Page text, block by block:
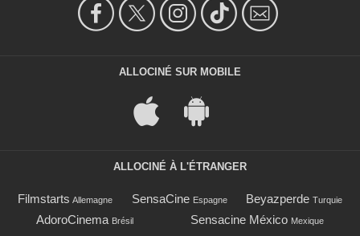
ALLOCINÉ SUR MOBILE
ALLOCINÉ À L'ÉTRANGER
Filmstarts Allemagne SensaCine Espagne Beyazperde Turquie
AdoroCinema Brésil Sensacine México Mexique